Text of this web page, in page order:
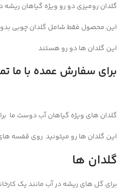
گلدان رومیزی دو رو ویژه گیاهان ریشه
این محصول فقط شامل گلدان چوبی
این گلدان ها دو رو هستند
برای سفارش عمده با ما
گلدان های ویژه گیاهان آب دوست ما
این گلدان ها رو میتونید روی قفسه های
گلدان ها
برای گل های ریشه در آب مانند یک